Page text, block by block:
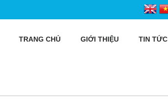
TRANG CHỦ GIỚI THIỆU TIN TỨC